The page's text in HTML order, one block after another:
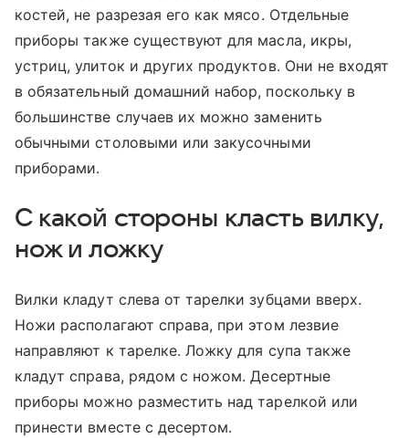
костей, не разрезая его как мясо. Отдельные
приборы также существуют для масла, икры,
устриц, улиток и других продуктов. Они не входят
в обязательный домашний набор, поскольку в
большинстве случаев их можно заменить
обычными столовыми или закусочными
приборами.
С какой стороны класть вилку,
нож и ложку
Вилки кладут слева от тарелки зубцами вверх.
Ножи располагают справа, при этом лезвие
направляют к тарелке. Ложку для супа также
кладут справа, рядом с ножом. Десертные
приборы можно разместить над тарелкой или
принести вместе с десертом.